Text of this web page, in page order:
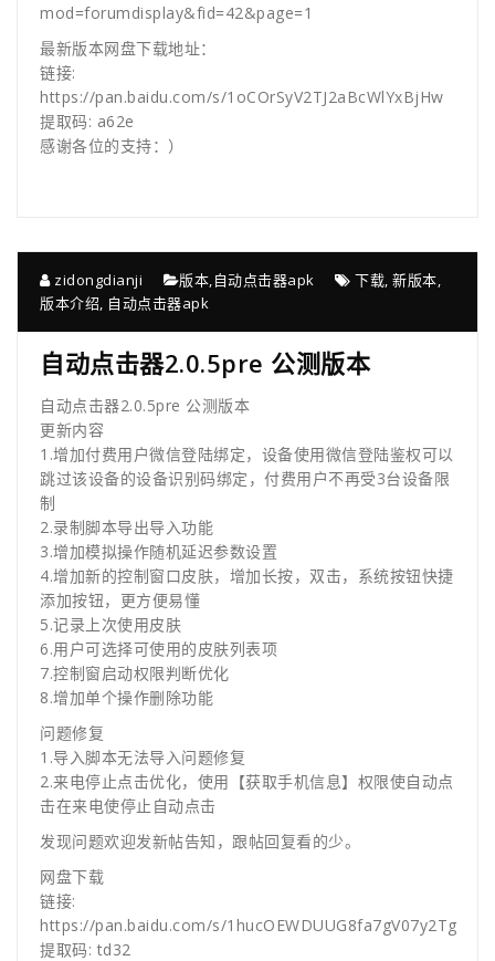
mod=forumdisplay&fid=42&page=1
最新版本网盘下载地址：
链接:
https://pan.baidu.com/s/1oCOrSyV2TJ2aBcWlYxBjHw
提取码: a62e
感谢各位的支持：）
zidongdianji 版本,自动点击器apk 下载, 新版本,
版本介绍, 自动点击器apk
自动点击器2.0.5pre 公测版本
自动点击器2.0.5pre 公测版本
更新内容
1.增加付费用户微信登陆绑定，设备使用微信登陆鉴权可以
跳过该设备的设备识别码绑定，付费用户不再受3台设备限
制
2.录制脚本导出导入功能
3.增加模拟操作随机延迟参数设置
4.增加新的控制窗口皮肤，增加长按，双击，系统按钮快捷
添加按钮，更方便易懂
5.记录上次使用皮肤
6.用户可选择可使用的皮肤列表项
7.控制窗启动权限判断优化
8.增加单个操作删除功能
问题修复
1.导入脚本无法导入问题修复
2.来电停止点击优化，使用【获取手机信息】权限使自动点
击在来电使停止自动点击
发现问题欢迎发新帖告知，跟帖回复看的少。
网盘下载
链接:
https://pan.baidu.com/s/1hucOEWDUUG8fa7gV07y2Tg
提取码: td32